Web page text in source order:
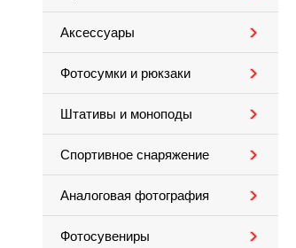
Аксессуары
Фотосумки и рюкзаки
Штативы и моноподы
Спортивное снаряжение
Аналоговая фотография
Фотосувениры